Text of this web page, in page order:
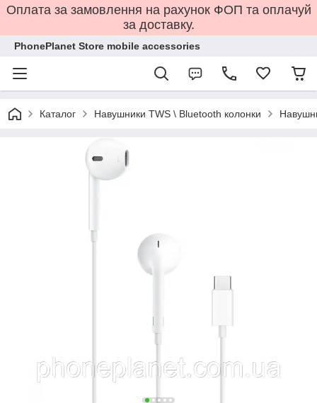
Оплата за замовлення на рахунок ФОП та оплачуй
за доставку.
PhonePlanet Store mobile accessories
Каталог Навушники TWS \ Bluetooth колонки